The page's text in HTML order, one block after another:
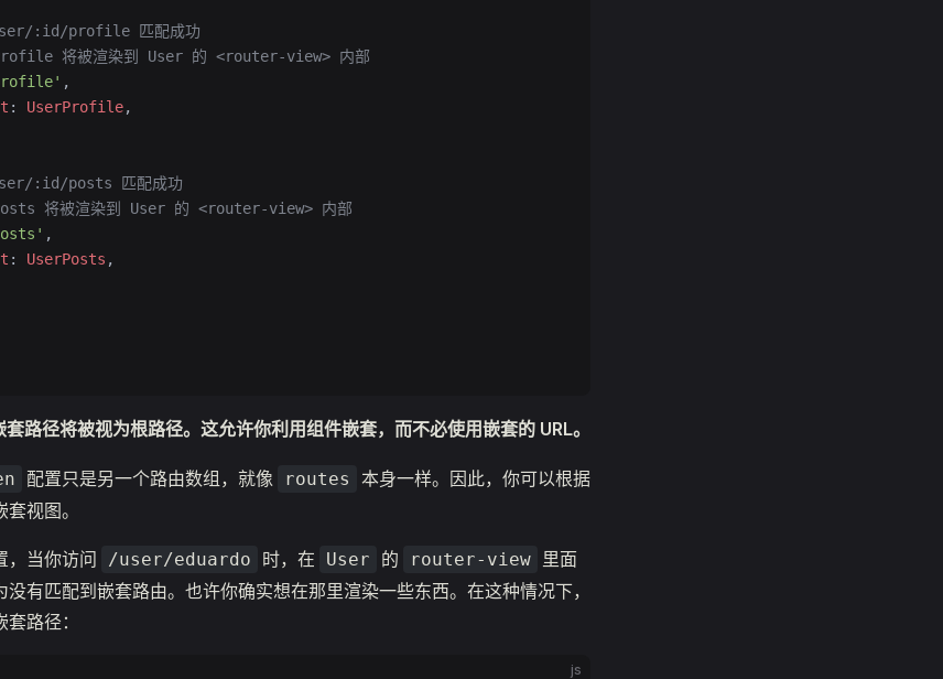
:id/profile 匹配成功
将被渲染到 User 的 <router-view> 内部
,
: UserProfile,
:id/posts 匹配成功
将被渲染到 User 的 <router-view> 内部
,
: UserPosts ,
套路径将被视为根路径。这允许你利用组件嵌套，而不必使用嵌套的 URL。
配置只是另一个路由数组，就像 routes
本身一样。因此，你可以根据
视图。
，当你访问 /user/eduardo 时，在 User 的 router-view
里面
有匹配到嵌套路由。也许你确实想在那里渲染一些东西。在这种情况下，
路径：
js